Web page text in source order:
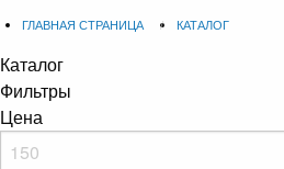
ГЛАВНАЯ СТРАНИЦА КАТАЛОГ
Каталог
Фильтры
Цена